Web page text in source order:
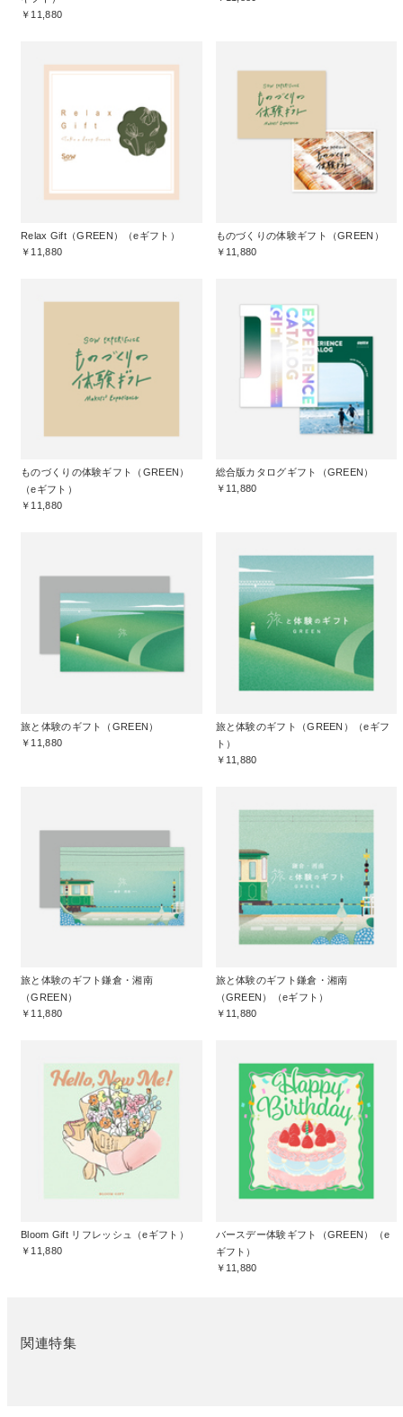
￥11,880
Relax Gift（GREEN）（eギフト）
￥11,880
ものづくりの体験ギフト（GREEN）
￥11,880
ものづくりの体験ギフト（GREEN）
（eギフト）
￥11,880
総合版カタログギフト（GREEN）
￥11,880
旅と体験のギフト（GREEN）
￥11,880
旅と体験のギフト（GREEN）（eギフ
ト）
￥11,880
旅と体験のギフト鎌倉・湘南
（GREEN）
￥11,880
旅と体験のギフト鎌倉・湘南
（GREEN）（eギフト）
￥11,880
Bloom Gift リフレッシュ（eギフト）
￥11,880
バースデー体験ギフト（GREEN）（e
ギフト）
￥11,880
関連特集